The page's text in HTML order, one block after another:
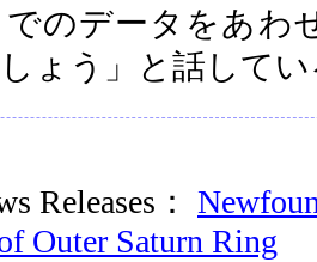
のデータをあわ
ょう」と話して
Releases：
Outer Saturn Ring